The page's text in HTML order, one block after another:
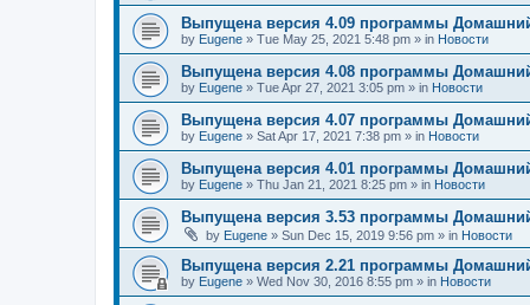
Выпущена версия 4.09 программы
by Eugene » Tue May 25, 2021 5:48 pm » in Новости
Выпущена версия 4.08 программы
by Eugene » Tue Apr 27, 2021 3:05 pm » in Новости
Выпущена версия 4.07 программы
by Eugene » Sat Apr 17, 2021 7:38 pm » in Новости
Выпущена версия 4.01 программы
by Eugene » Thu Jan 21, 2021 8:25 pm » in Новости
Выпущена версия 3.53 программы
by Eugene » Sun Dec 15, 2019 9:56 pm » in Новости
Выпущена версия 2.21 программы
by Eugene » Wed Nov 30, 2016 8:55 pm » in Новости